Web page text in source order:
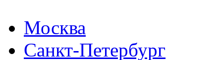
Москва
Санкт-Петербург